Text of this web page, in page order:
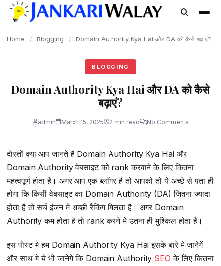
content
Home / Blogging / Domain Authority Kya Hai और DA को कैसे बढ़ाएं?
BLOGGING
Domain Authority Kya Hai और DA को कैसे
बढ़ाएं?
admin March 15, 2025 2 min read No Comments
दोस्तों क्या आप जानते है Domain Authority Kya Hai और
Domain Authority वेबसाइट को rank करवाने के लिए कितना
महत्वपूर्ण होता है। अगर आप एक ब्लॉगर है तो आपको तो ये अच्छे से पता ही
होगा कि किसी वेबसाइट का Domain Authority (DA) जितना ज्यादा
होता है तो सर्च इंजन मे अच्छी रैंकिंग मिलता है। अगर Domain
Authority कम होता है तो rank करने मे उतना ही मुश्किल होता है।
इस पोस्ट मे हम Domain Authority Kya Hai इसके बारे मे जानेगें
और साथ मे ये भी जानेगे कि Domain Authority SEO के लिए कितना